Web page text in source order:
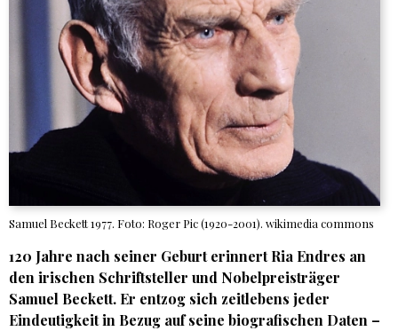
Samuel Beckett 1977. Foto: Roger Pic (1920-2001). wikimedia commons
120 Jahre nach seiner Geburt erinnertRia Endres an
den irischen Schriftsteller und Nobelpreisträger
Samuel Beckett. Er entzog sich zeitlebens jeder
Eindeutigkeit in Bezug auf seine biografischen Daten –